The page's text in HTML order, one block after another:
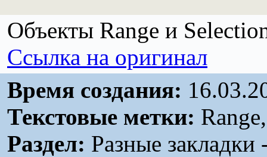
Объекты Range и
Ссылка на оригинал
Время создания:
Текстовые метки:
Раздел: Разные